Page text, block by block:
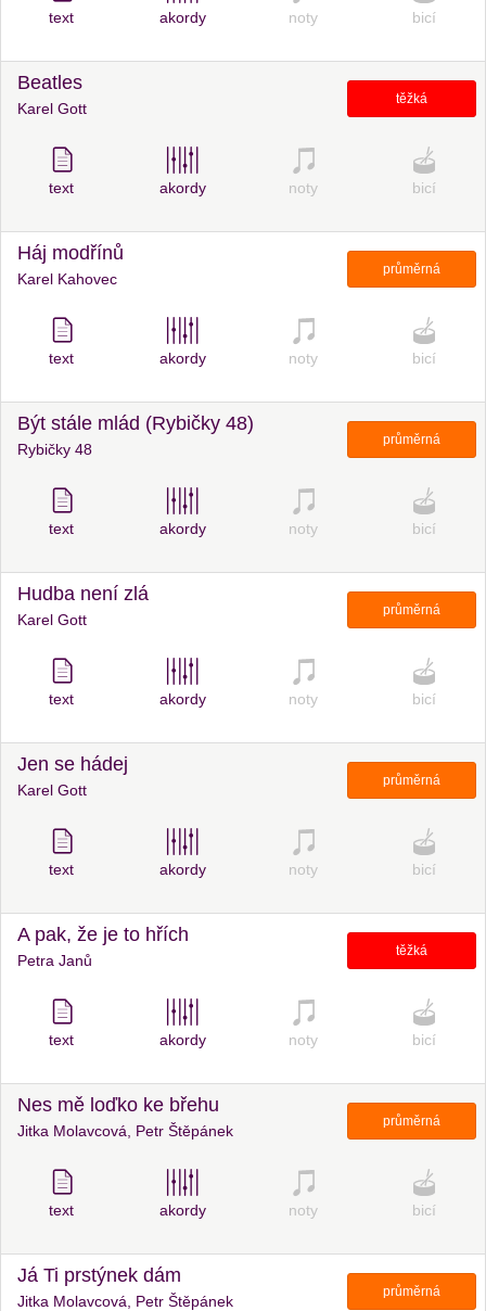
text akordy noty bicí
Beatles
Karel Gott
těžká
text akordy noty bicí
Háj modřínů
Karel Kahovec
průměrná
text akordy noty bicí
Být stále mlád (Rybičky 48)
Rybičky 48
průměrná
text akordy noty bicí
Hudba není zlá
Karel Gott
průměrná
text akordy noty bicí
Jen se hádej
Karel Gott
průměrná
text akordy noty bicí
A pak, že je to hřích
Petra Janů
těžká
text akordy noty bicí
Nes mě loďko ke břehu
Jitka Molavcová, Petr Štěpánek
průměrná
text akordy noty bicí
Já Ti prstýnek dám
Jitka Molavcová, Petr Štěpánek
průměrná